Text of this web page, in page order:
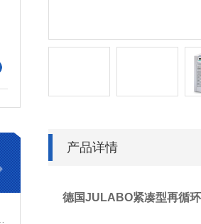
产品详情
德国JULABO紧凑型再循